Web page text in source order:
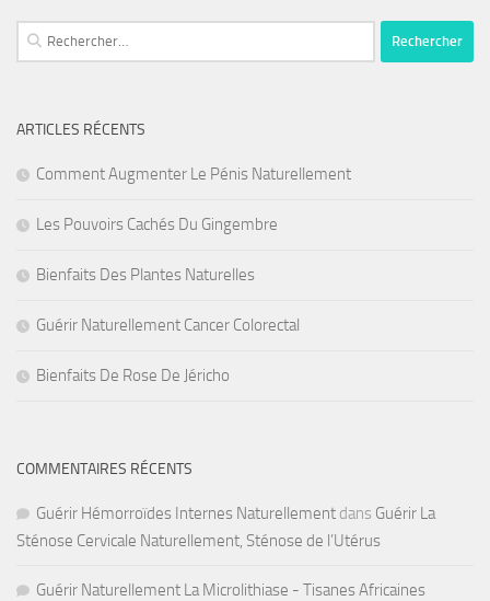
Rechercher :
ARTICLES RÉCENTS
Comment Augmenter Le Pénis Naturellement
Les Pouvoirs Cachés Du Gingembre
Bienfaits Des Plantes Naturelles
Guérir Naturellement Cancer Colorectal
Bienfaits De Rose De Jéricho
COMMENTAIRES RÉCENTS
Guérir Hémorroïdes Internes Naturellement dans Guérir La
Sténose Cervicale Naturellement, Sténose de l’Utérus
Guérir Naturellement La Microlithiase - Tisanes Africaines